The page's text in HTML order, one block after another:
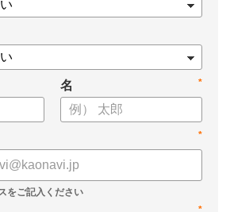
効果を伺いました。
*
名
*
*